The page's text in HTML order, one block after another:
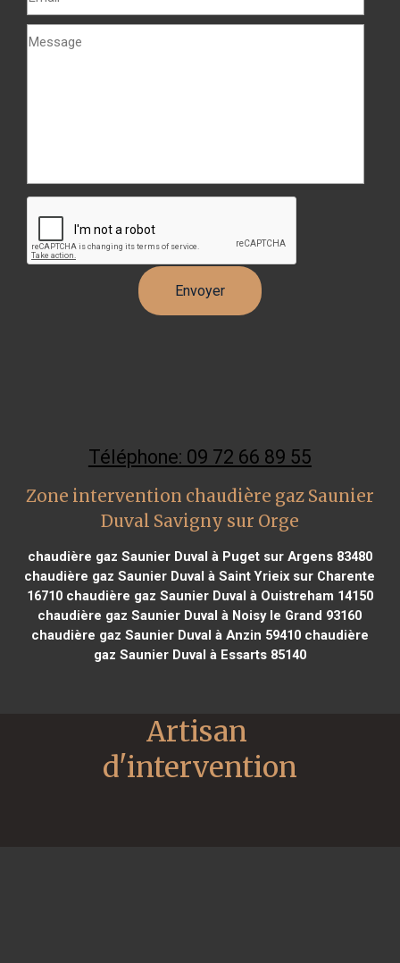
Téléphone: 09 72 66 89 55
Zone intervention chaudière gaz Saunier
Duval Savigny sur Orge
chaudière gaz Saunier Duval à Puget sur Argens 83480
chaudière gaz Saunier Duval à Saint Yrieix sur Charente
16710chaudière gaz Saunier Duval à Ouistreham 14150
chaudière gaz Saunier Duval à Noisy le Grand 93160
chaudière gaz Saunier Duval à Anzin 59410chaudière
gaz Saunier Duval à Essarts 85140
Artisan
d'intervention